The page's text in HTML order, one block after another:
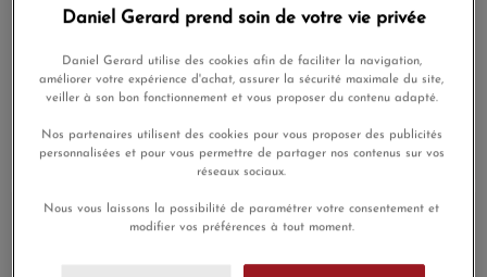
Bracelet Dinh Van cordon
780,00 €
Bracelet Dinh Van cordon
780,00 €
En Stock En Stock
Daniel Gerard prend soin de votre vie privée
Daniel Gerard utilise des cookies afin de faciliter la navigation,
améliorer votre expérience d'achat, assurer la sécurité maximale du site,
veiller à son bon fonctionnement et vous proposer du contenu adapté.
Nos partenaires utilisent des cookies pour vous proposer des publicités
personnalisées et pour vous permettre de partager nos contenus sur vos
réseaux sociaux.
Nous vous laissons la possibilité de paramétrer votre consentement et
modifier vos préférences à tout moment.